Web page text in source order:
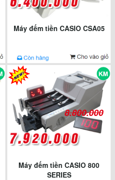
Máy đếm tiền CASIO CSA05
8.800.000
Máy đếm tiền CASIO 800
SERIES